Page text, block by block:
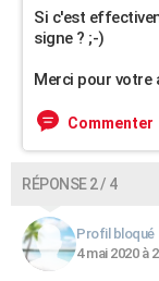
Si c'est
signe ? ;-)
Merci pour votre
Commenter
RÉPONSE 2 / 4
Profil bloqué
4 mai 2020 à